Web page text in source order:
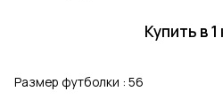
Купить в 1
Размер футболки : 56